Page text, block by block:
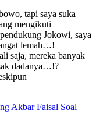
tapi saya suka
mengikuti
Jokowi, saya
lemah…!
saja, mereka banyak
dadanya…!?